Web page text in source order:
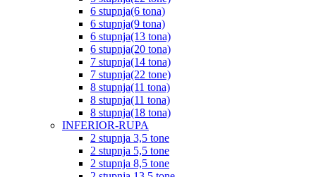
6 stupnja(6 tona)
6 stupnja(9 tona)
6 stupnja(13 tona)
6 stupnja(20 tona)
7 stupnja(14 tona)
7 stupnja(22 tone)
8 stupnja(11 tona)
8 stupnja(11 tona)
8 stupnja(18 tona)
INFERIOR-RUPA
2 stupnja 3,5 tone
2 stupnja 5,5 tone
2 stupnja 8,5 tone